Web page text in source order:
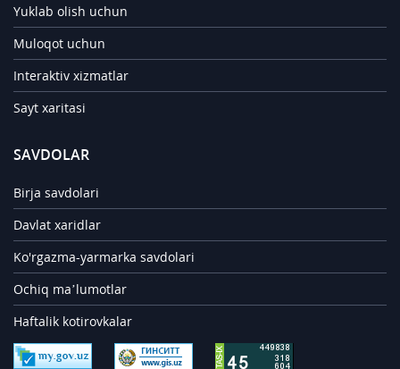
Yuklab olish uchun
Muloqot uchun
Interaktiv xizmatlar
Sayt xaritasi
SAVDOLAR
Birja savdolari
Davlat xaridlar
Ko'rgazma-yarmarka savdolari
Ochiq ma’lumotlar
Haftalik kotirovkalar